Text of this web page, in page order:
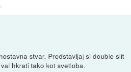
stvar. Predstavljaj si double slit
hkrati tako kot svetloba.